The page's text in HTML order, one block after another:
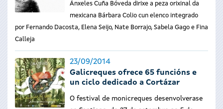
Ánxeles Cuña Bóveda dirixe a peza orixinal da
mexicana Bárbara Colio cun elenco integrado
por Fernando Dacosta, Elena Seijo, Nate Borrajo, Sabela Gago e Fina
Calleja
23/09/2014
Galicreques ofrece 65 funcións e
un ciclo dedicado a Cortázar
O festival de monicreques desenvolverase